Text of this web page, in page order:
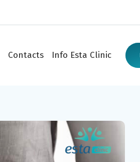
Contacts Info Esta Clinic